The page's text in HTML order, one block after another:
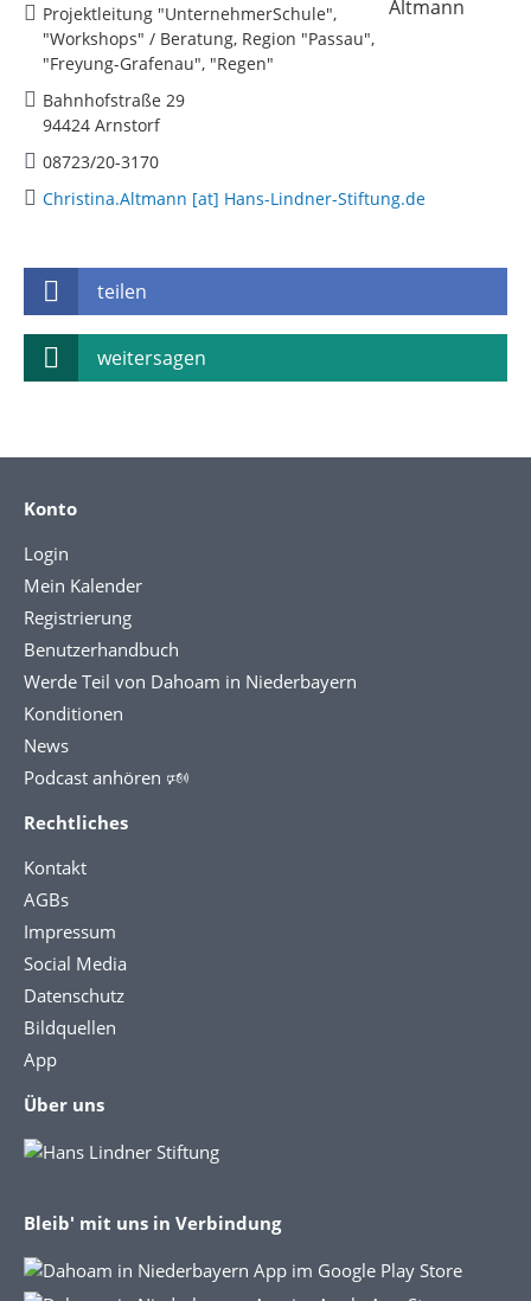
Projektleitung "UnternehmerSchule",
"Workshops" / Beratung, Region "Passau",
"Freyung-Grafenau", "Regen"
Bahnhofstraße 29
94424 Arnstorf
08723/20-3170
Christina.Altmann [at] Hans-Lindner-Stiftung.de
teilen
weitersagen
Konto
Login
Mein Kalender
Registrierung
Benutzerhandbuch
Werde Teil von Dahoam in Niederbayern
Konditionen
News
Podcast anhören 🕬
Rechtliches
Kontakt
AGBs
Impressum
Social Media
Datenschutz
Bildquellen
App
Über uns
Bleib' mit uns in Verbindung